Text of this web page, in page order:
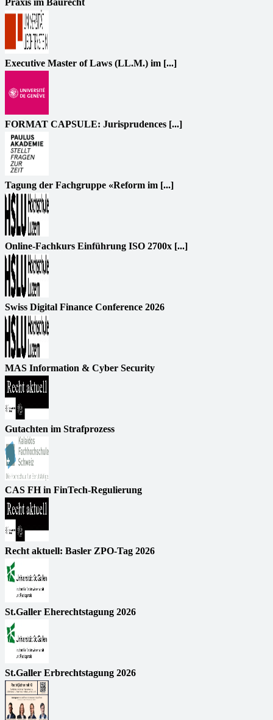
Praxis im Baurecht
Executive Master of Laws (LL.M.) im [...]
FORMAT CAPSULE: Jurisprudences [...]
Tagung der Fachgruppe «Reform im [...]
Online-Fachkurs Einführung ISO 2700x [...]
Swiss Digital Finance Conference 2026
MAS Information & Cyber Security
Gutachten im Strafprozess
CAS FH in FinTech-Regulierung
Recht aktuell: Basler ZPO-Tag 2026
St.Galler Eherechtstagung 2026
St.Galler Erbrechtstagung 2026